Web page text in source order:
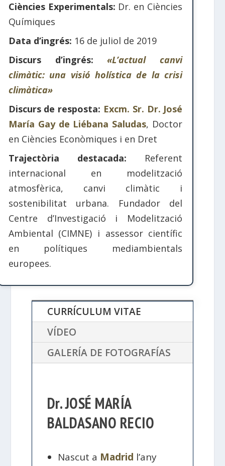
Ciències Experimentals: Dr. en Ciències
Químiques
Data d’ingrés: 16 de juliol de 2019
Discurs d’ingrés:«L’actual canvi
climàtic: una visió holística de la crisi
climàtica»
Discurs de resposta: Excm. Sr. Dr. José
María Gay de Liébana Saludas, Doctor
en Ciències Econòmiques i en Dret
Trajectòria destacada: Referent
internacional en modelització
atmosfèrica, canvi climàtic i
sostenibilitat urbana. Fundador del
Centre d’Investigació i Modelització
Ambiental (CIMNE) i assessor científic
en polítiques mediambientals
europees.
CURRÍCULUM VITAE
VÍDEO
GALERÍA DE FOTOGRAFÍAS
Dr. JOSÉ MARÍA
BALDASANO RECIO
Nascut a Madrid l’any